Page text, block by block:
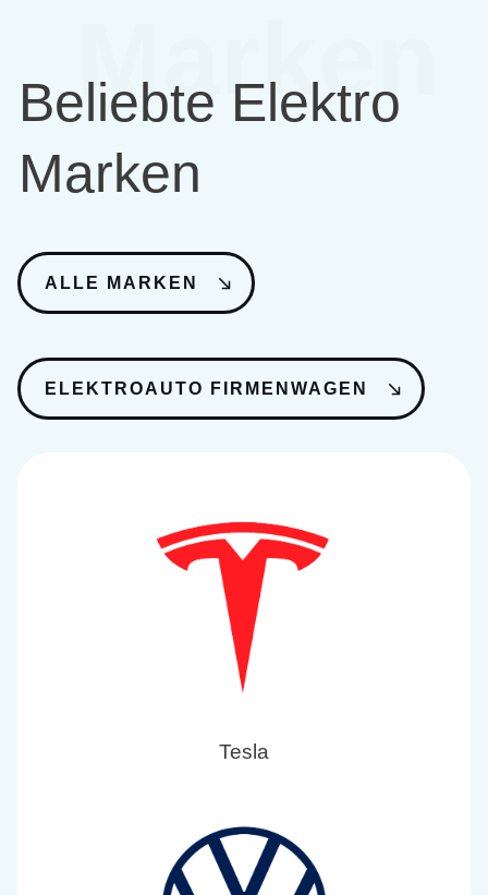
Marken
Beliebte Elektro
Marken
ALLE MARKEN
ELEKTROAUTO FIRMENWAGEN
Tesla